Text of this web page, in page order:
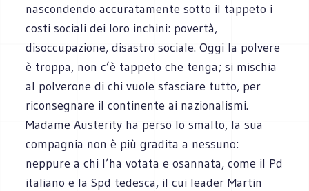
nascondendo accuratamente sotto il tappeto i
costi sociali dei loro inchini: povertà,
disoccupazione, disastro sociale. Oggi la polvere
è troppa, non c’è tappeto che tenga; si mischia
al polverone di chi vuole sfasciare tutto, per
riconsegnare il continente ai nazionalismi.
Madame Austerity ha perso lo smalto, la sua
compagnia non è più gradita a nessuno:
neppure a chi l’ha votata e osannata, come il Pd
italiano e la Spd tedesca, il cui leader Martin